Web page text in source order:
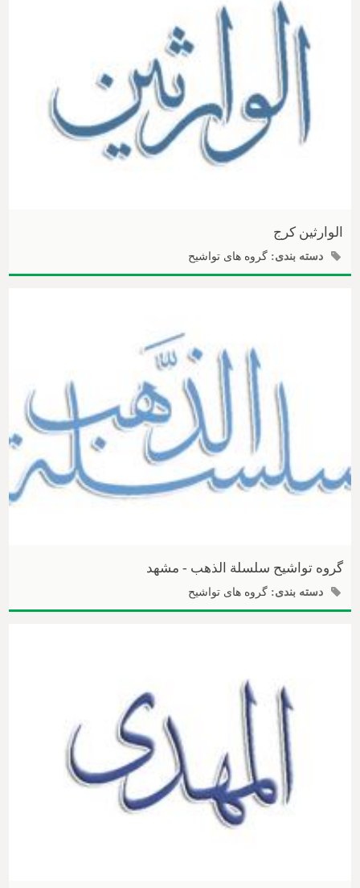
الوارثین کرج
دسته بندی:گروه های تواشیح
گروه تواشیح سلسلة الذهب - مشهد
دسته بندی:گروه های تواشیح